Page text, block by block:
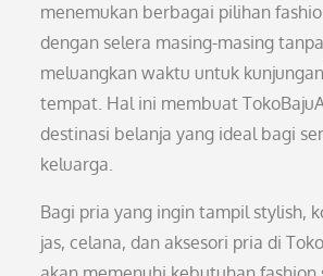
menemukan berbagai pilihan
dengan selera masing-masing
meluangkan waktu untuk
tempat. Hal ini membuat
destinasi belanja yang ideal bagi
keluarga.
Bagi pria yang ingin tampil stylish,
jas, celana, dan aksesori pria di